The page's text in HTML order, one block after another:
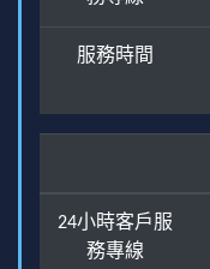
服務時間
24小時客戶服
務專線